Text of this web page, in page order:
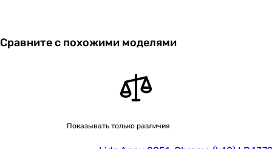
Сравните с похожими моделями
Показывать только различия